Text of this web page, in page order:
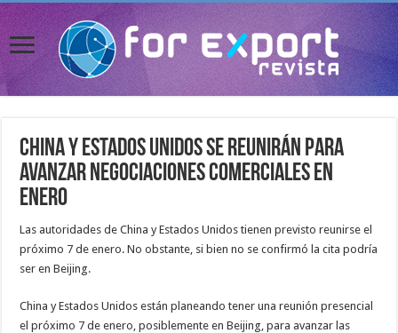
China y Estados Unidos se reunirán para
avanzar negociaciones comerciales en
enero
Las autoridades de China y Estados Unidos tienen previsto reunirse el
próximo 7 de enero. No obstante, si bien no se confirmó la cita podría
ser en Beijing.
China y Estados Unidos están planeando tener una reunión presencial
el próximo 7 de enero, posiblemente en Beijing, para avanzar las